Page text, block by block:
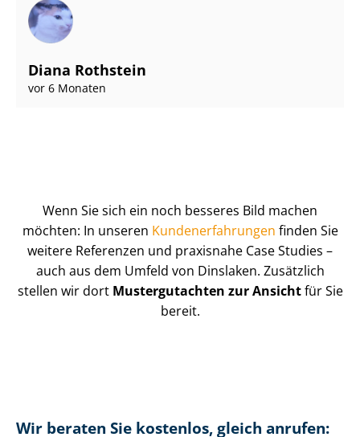
Diana Rothstein
vor 6 Monaten
Wenn Sie sich ein noch besseres Bild machen
möchten: In unseren Kun­de­n­er­fah­run­gen finden Sie
weitere Referenzen und praxisnahe Case Studies –
auch aus dem Umfeld von Dinslaken. Zusätzlich
stellen wir dort Mustergutachten zur Ansichtfür Sie
bereit.
Wir beraten Sie kostenlos, gleich anrufen: